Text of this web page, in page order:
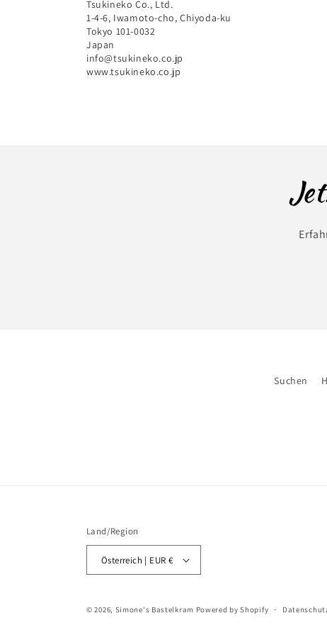
Tsukineko Co., Ltd.
1-4-6, Iwamoto-cho, Chiyoda-ku
Tokyo 101-0032
Japan
info@tsukineko.co.jp
www.tsukineko.co.jp
Suchen
Land/Region
Österreich | EUR €
© 2026, Simone's Bastelkram Powered by Shopify